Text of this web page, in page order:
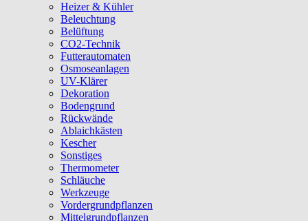
Heizer & Kühler
Beleuchtung
Belüftung
CO2-Technik
Futterautomaten
Osmoseanlagen
UV-Klärer
Dekoration
Bodengrund
Rückwände
Ablaichkästen
Kescher
Sonstiges
Thermometer
Schläuche
Werkzeuge
Vordergrundpflanzen
Mittelgrundpflanzen